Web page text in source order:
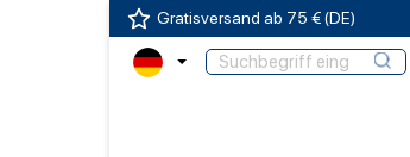
Gratisversand ab 75 € (DE)